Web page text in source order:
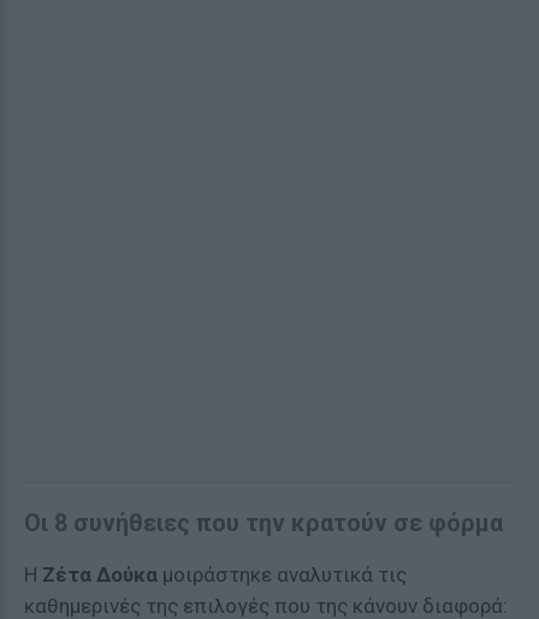
Οι 8 συνήθειες που την κρατούν σε φόρμα
Η Ζέτα Δούκα μοιράστηκε αναλυτικά τις
καθημερινές της επιλογές που της κάνουν διαφορά: